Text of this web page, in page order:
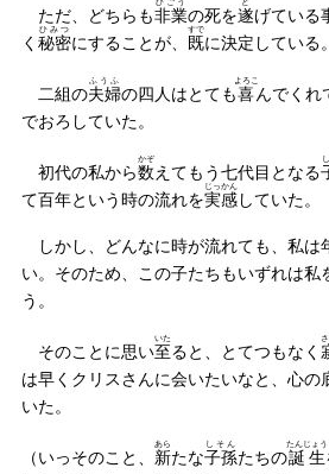
ただ、どちらも非業
ひごう
の死を遂
と
げている
く 秘密
ひみつ
にすることが、 既
すで
に決定している。
二組の夫婦
ふうふ
の四人はとても喜
よろこ
んでくれ
でおろしていた。
初代の私から数
かぞ
えてもう七代目となる
て百年という時の流れを実感
じっかん
していた。
しかし、どんなに時が流れても、私は
い。そのため、この子たちもいずれは私
う。
そのことに思い至
いた
ると、とてつもなく
は早くクリスさんに会いたいなと、心の
いた。
（いっそのこと、 新
あら
たな子孫
しそん
たちの誕生
たんじょう